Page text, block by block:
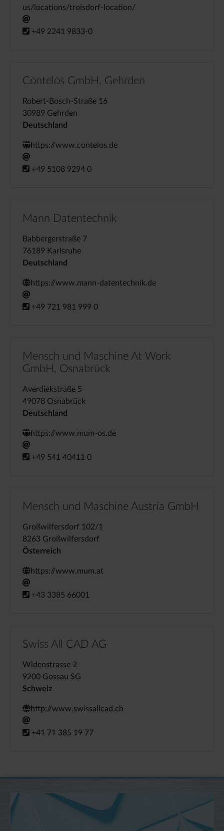
us/locations/troisdorf-location/
+49 2241 9833-0
Contelos GmbH, Gehrden
Robert-Bosch-Straße 16
30989 Gehrden
Deutschland
https://www.contelos.de
+49 5108 9294 0
Mann Datentechnik
Babbergerstraße 7
76189 Karlsruhe
Deutschland
https://www.mann-datentechnik.de
+49 721 981 999 0
Mensch und Maschine At Work
GmbH, Osnabrück
Averdiekstraße 5
49078 Osnabrück
Deutschland
https://www.mum-os.de
+49 541 40411 0
Mensch und Maschine Austria GmbH
Großwilfersdorf 102/1
8263 Großwilfersdorf
Österreich
https://www.mum.at
+43 3385 66001
Swiss All CAD AG
Widenstrasse 2
9200 Gossau SG
Schweiz
http://www.swissallcad.ch
+41 71 385 19 77